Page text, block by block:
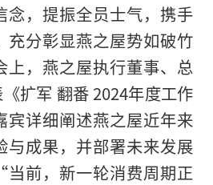
念，提振全员士气，携手
充分彰显燕之屋势如破竹
上，燕之屋执行董事、总
扩军 翻番 2024年度工作
宾详细阐述燕之屋近年来
与成果，并部署未来发展
前，新一轮消费周期正